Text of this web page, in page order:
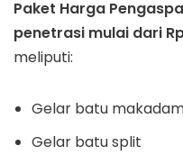
Paket Harga
penetrasi mulai dari
meliputi:
Gelar batu
Gelar batu split